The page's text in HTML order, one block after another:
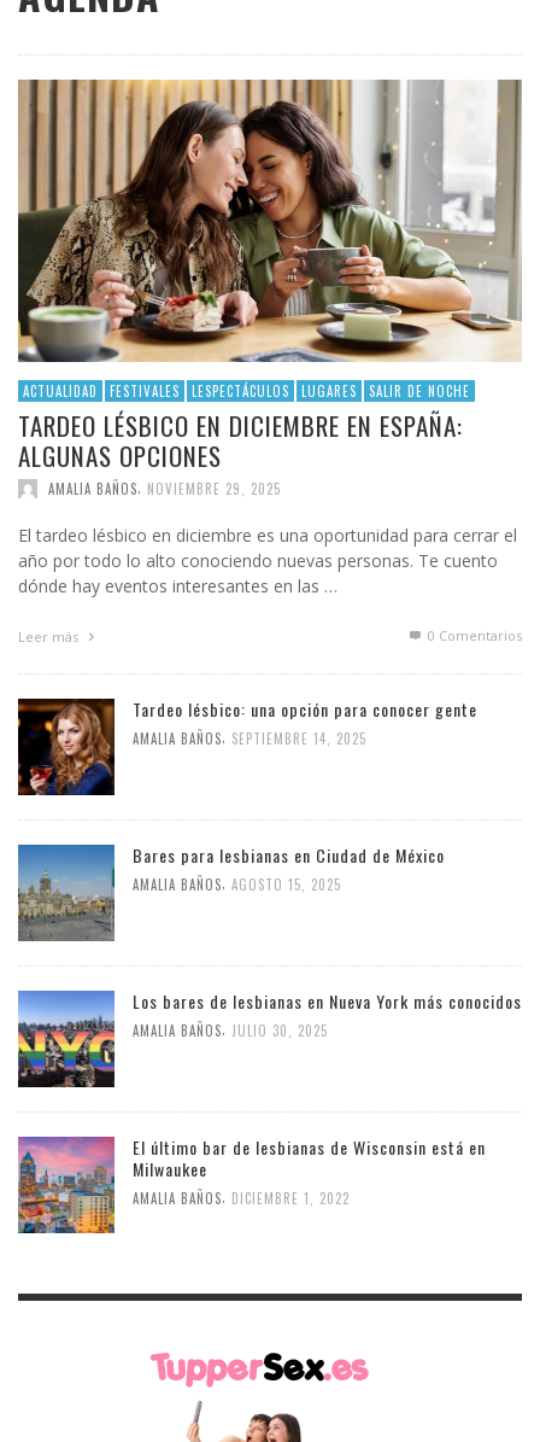
ACTUALIDAD FESTIVALES LESPECTÁCULOS LUGARES SALIR DE NOCHE
TARDEO LÉSBICO EN DICIEMBRE EN ESPAÑA:
ALGUNAS OPCIONES
AMALIA BAÑOS, NOVIEMBRE 29, 2025
El tardeo lésbico en diciembre es una oportunidad para cerrar el
año por todo lo alto conociendo nuevas personas. Te cuento
dónde hay eventos interesantes en las …
Leer más 0 Comentarios
Tardeo lésbico: una opción para conocer gente
AMALIA BAÑOS, SEPTIEMBRE 14, 2025
Bares para lesbianas en Ciudad de México
AMALIA BAÑOS, AGOSTO 15, 2025
Los bares de lesbianas en Nueva York más conocidos
AMALIA BAÑOS, JULIO 30, 2025
El último bar de lesbianas de Wisconsin está en
Milwaukee
AMALIA BAÑOS, DICIEMBRE 1, 2022